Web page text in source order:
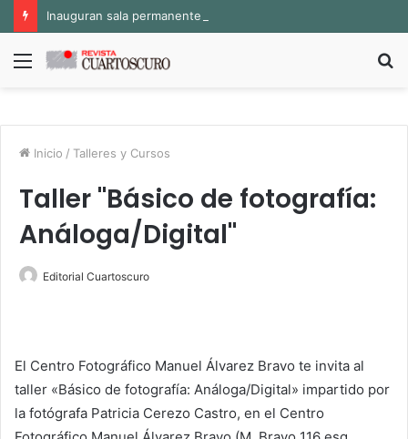
Menú
Inicio / Talleres y Cursos
Taller "Básico de fotografía:
Análoga/Digital"
Editorial Cuartoscuro
El Centro Fotográfico Manuel Álvarez Bravo te invita al
taller «Básico de fotografía: Análoga/Digital» impartido por
la fotógrafa Patricia Cerezo Castro, en el Centro